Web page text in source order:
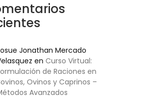
Jonathan Mercado
en Curso Virtual:
de Raciones en
Ovinos y Caprinos –
Avanzados